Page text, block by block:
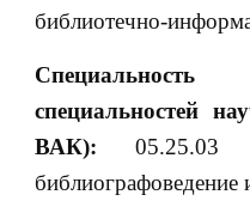
библиотечно-
специальностей
ВАК): 05.25.03
библиографоведение